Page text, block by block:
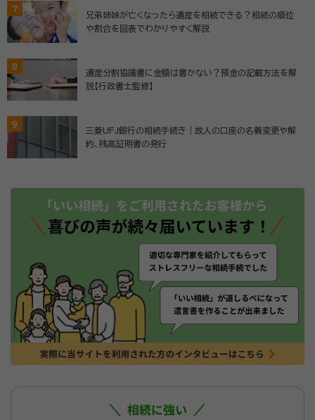
7
兄弟姉妹が亡くなったら遺産を相続できる？相続の順位
や割合を図表でわかりやすく解説
8
遺産分割協議書に金額は書かない？預金の記載方法を解
説【行政書士監修】
9
三菱UFJ銀行の相続手続き｜故人の口座の名義変更や解
約、残高証明書の発行